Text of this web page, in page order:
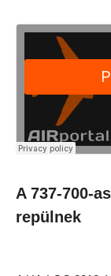
A 737-700-
repülnek